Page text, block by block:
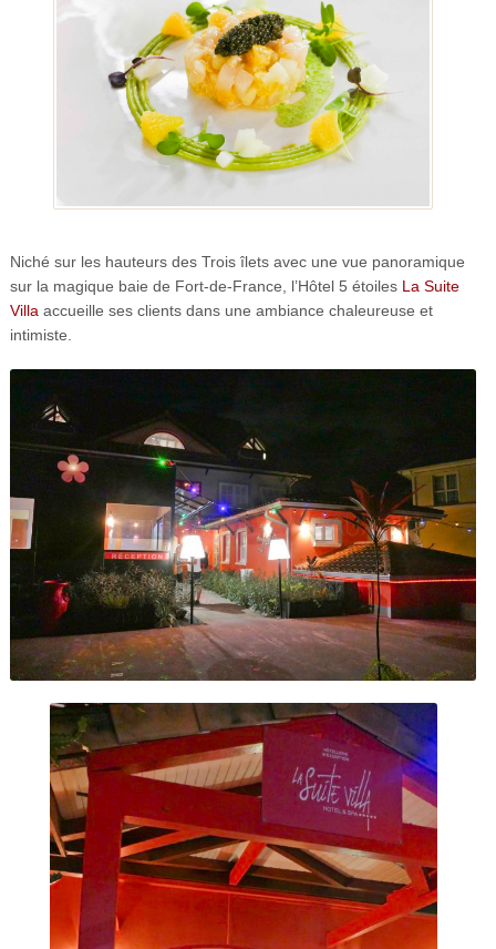
Niché sur les hauteurs des Trois îlets avec une vue panoramique
sur la magique baie de Fort-de-France, l’Hôtel 5 étoiles La Suite
Villaaccueille ses clients dans une ambiance chaleureuse et
intimiste.